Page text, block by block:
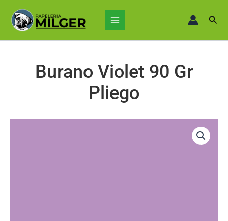
contenido
Main
Menu
Burano Violet 90 Gr
Pliego